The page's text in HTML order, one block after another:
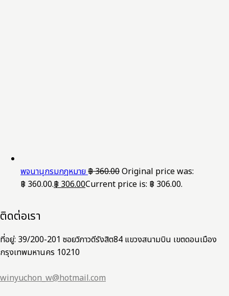
พจนานุกรมกฎหมาย฿360.00Original price was:
฿ 360.00.฿306.00Current price is: ฿ 306.00.
ติดต่อเรา
ที่อยู่: 39/200-201 ซอยวิภาวดีรังสิต84 แขวงสนามบิน เขตดอนเมือง
กรุงเทพมหานคร 10210
winyuchon_w@hotmail.com